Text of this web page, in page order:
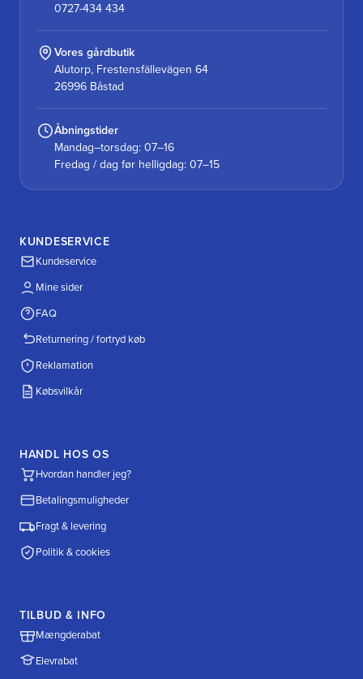
0727-434 434
Vores gårdbutik
Alutorp, Frestensfällevägen 64
26996 Båstad
Åbningstider
Mandag–torsdag: 07–16
Fredag / dag før helligdag: 07–15
KUNDESERVICE
Kundeservice
Mine sider
FAQ
Returnering / fortryd køb
Reklamation
Købsvilkår
HANDL HOS OS
Hvordan handler jeg?
Betalingsmuligheder
Fragt & levering
Politik & cookies
TILBUD & INFO
Mængderabat
Elevrabat